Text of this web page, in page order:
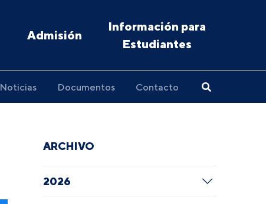
Admisión
Información para
Estudiantes
Noticias Documentos Contacto
ARCHIVO
2026